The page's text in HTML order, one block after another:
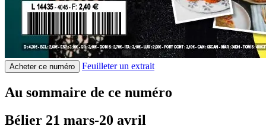
Acheter ce numéro Feuilleter un extrait
Au sommaire de ce numéro
Bélier 21 mars-20 avril